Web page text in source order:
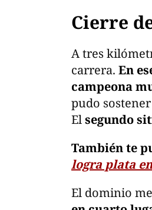
Cierre
A tres
carrera. En
campeona
pudo
Elsegundo
También te
logra plata
El dominio